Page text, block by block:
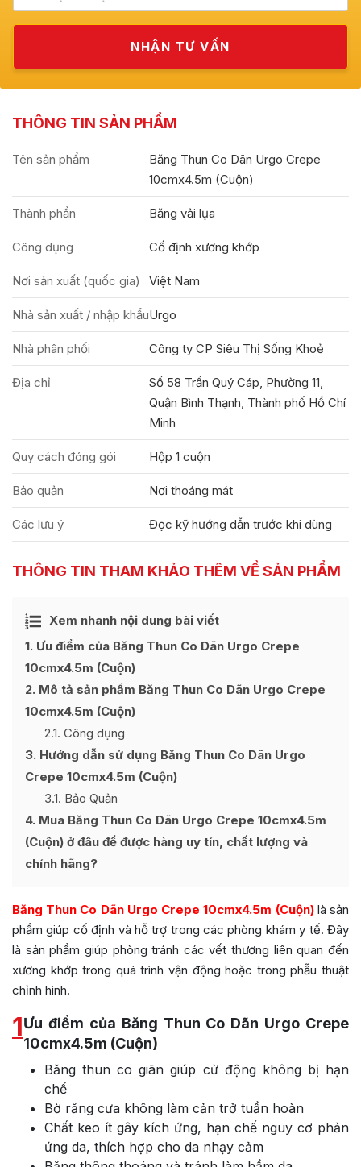
THÔNG TIN SẢN PHẨM
Tên sản phẩm
Băng Thun Co Dãn Urgo Crepe
10cmx4.5m (Cuộn)
Thành phần Băng vải lụa
Công dụng Cố định xương khớp
Nơi sản xuất (quốc gia) Việt Nam
Nhà sản xuất / nhập khẩuUrgo
Nhà phân phối Công ty CP Siêu Thị Sống Khoẻ
Địa chỉ
Số 58 Trần Quý Cáp, Phường 11,
Quận Bình Thạnh, Thành phố Hồ Chí
Minh
Quy cách đóng gói Hộp 1 cuộn
Bảo quản Nơi thoáng mát
Các lưu ý Đọc kỹ hướng dẫn trước khi dùng
THÔNG TIN THAM KHẢO THÊM VỀ SẢN PHẨM
Xem nhanh nội dung bài viết
Ẩn
1 Ưu điểm của Băng Thun Co Dãn Urgo Crepe
10cmx4.5m (Cuộn)
2 Mô tả sản phẩm Băng Thun Co Dãn Urgo Crepe
10cmx4.5m (Cuộn)
2.1 Công dụng
3 Hướng dẫn sử dụng Băng Thun Co Dãn Urgo
Crepe 10cmx4.5m (Cuộn)
3.1 Bảo Quản
4 Mua Băng Thun Co Dãn Urgo Crepe 10cmx4.5m
(Cuộn) ở đâu để được hàng uy tín, chất lượng và
chính hãng?
Băng Thun Co Dãn Urgo Crepe 10cmx4.5m (Cuộn)là sản
phẩm giúp cố định và hỗ trợ trong các phòng khám y tế. Đây
là sản phẩm giúp phòng tránh các vết thương liên quan đến
xương khớp trong quá trình vận động hoặc trong phẫu thuật
chỉnh hình.
1Ưu điểm của Băng Thun Co Dãn Urgo Crepe
10cmx4.5m (Cuộn)
Băng thun co giãn giúp cử động không bị hạn
chế
Bờ răng cưa không làm cản trở tuần hoàn
Chất keo ít gây kích ứng, hạn chế nguy cơ phản
ứng da, thích hợp cho da nhạy cảm